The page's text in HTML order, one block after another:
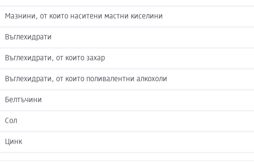
Мазнини, от които наситени мастни киселини
Въглехидрати
Въглехидрати, от които захар
Въглехидрати, от които поливалентни алкохоли
Белтъчини
Сол
Цинк